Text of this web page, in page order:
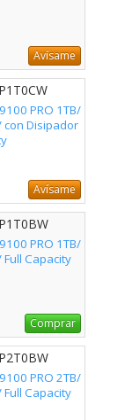
Avísame
PRO 1TB/
con Disipador
Avísame
PRO 1TB/
Capacity
Comprar
PRO 2TB/
Capacity